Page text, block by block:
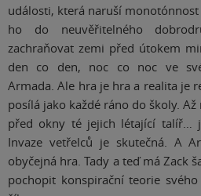
události, která naruší
ho do neuvěřitelného
zachraňovat zemi před útokem
den co den, noc co noc ve
Armada. Ale hra je hra a realita je
posílá jako každé ráno do školy.
před okny té jejich létající talíř…
Invaze vetřelců je skutečná. A
obyčejná hra. Tady a teď má Zack
pochopit konspirační teorie